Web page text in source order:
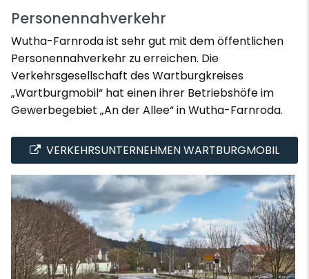
Personennahverkehr
Wutha-Farnroda ist sehr gut mit dem öffentlichen
Personennahverkehr zu erreichen. Die
Verkehrsgesellschaft des Wartburgkreises
„Wartburgmobil“ hat einen ihrer Betriebshöfe im
Gewerbegebiet „An der Allee“ in Wutha-Farnroda.
VERKEHRSUNTERNEHMEN WARTBURGMOBIL